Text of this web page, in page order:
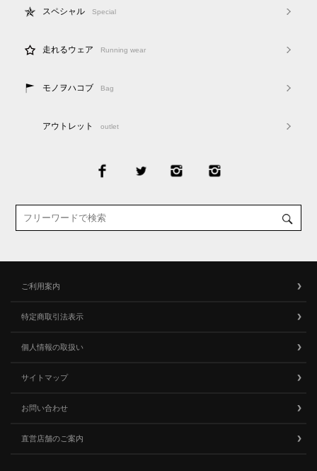
スペシャル Special
走れるウェア Running wear
モノヲハコブ Bag
アウトレット outlet
ご利用案内
特定商取引法表示
個人情報の取扱い
サイトマップ
お問い合わせ
直営店舗のご案内